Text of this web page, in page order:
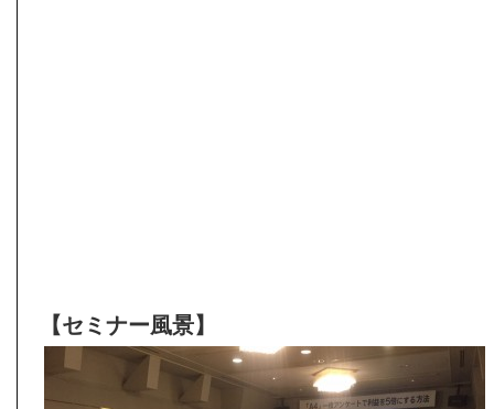
【セミナー風景】